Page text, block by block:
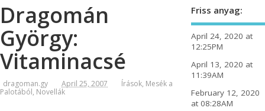
Dragomán
György:
Vitaminacsé
dragoman.gy April 25, 2007 Írások, Mesék a
Palotából, Novellák
Friss anyag:
April 24, 2020 at
12:25PM
April 13, 2020 at
11:39AM
February 12, 2020
at 08:28AM